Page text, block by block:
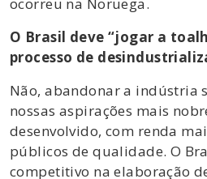
O Brasil deve “jogar a
processo de
Não, abandonar a indústria
nossas aspirações mais
desenvolvido, com renda
públicos de qualidade. O
competitivo na elaboração